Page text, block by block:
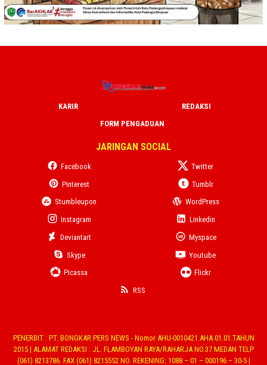
KARIR
REDAKSI
FORM PENGADUAN
JARINGAN SOCIAL
Facebook
Twitter
Pinterest
Tumblr
Stumbleupon
WordPress
Instagram
Linkedin
Deviantart
Myspace
Skype
Youtube
Picassa
Flickr
RSS
PENERBIT : PT. BONGKAR PERS NEWS - Nomor AHU-0010421.AHA.01.01.TAHUN
2015 | ALAMAT REDAKSI : JL. FLAMBOYAN RAYA/RAHARJA NO.37 MEDAN TELP
(061) 8213786. FAX (061) 8215552 NO. REKENING: 1088 – 01 – 000196 – 30-5 |